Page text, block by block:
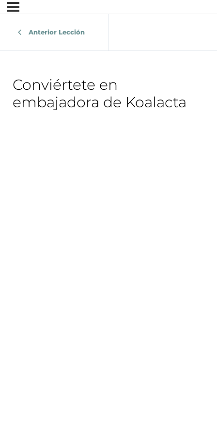
Anterior Lección
Conviértete en
embajadora de Koalacta